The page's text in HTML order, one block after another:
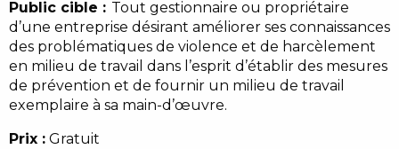
Public cible : Tout gestionnaire ou propriétaire
d’une entreprise désirant améliorer ses connaissances
des problématiques de violence et de harcèlement
en milieu de travail dans l’esprit d’établir des mesures
de prévention et de fournir un milieu de travail
exemplaire à sa main-d’œuvre.
Prix : Gratuit